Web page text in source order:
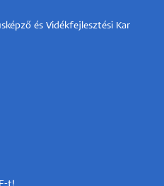
és Vidékfejlesztési Kar
t!